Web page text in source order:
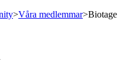
>Våra medlemmar>Biotage